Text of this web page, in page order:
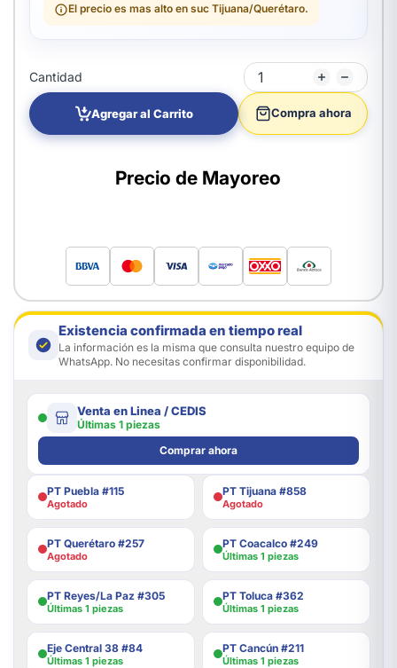
El precio es mas alto en suc Tijuana/Querétaro.
Cantidad
Agregar al Carrito Compra ahora
Precio de Mayoreo
Existencia confirmada en tiempo real
La información es la misma que consulta nuestro equipo de
WhatsApp. No necesitas confirmar disponibilidad.
Venta en Linea / CEDIS
Últimas 1 piezas
Comprar ahora
PT Puebla #115
Agotado
PT Tijuana #858
Agotado
PT Querétaro #257
Agotado
PT Coacalco #249
Últimas 1 piezas
PT Reyes/La Paz #305
Últimas 1 piezas
PT Toluca #362
Últimas 1 piezas
Eje Central 38 #84
Últimas 1 piezas
PT Cancún #211
Últimas 1 piezas